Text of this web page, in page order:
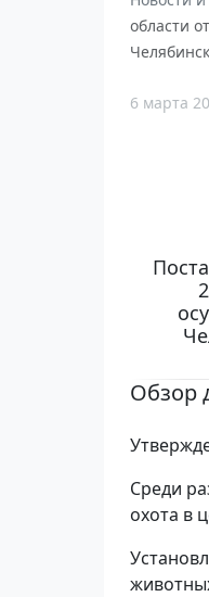
области
6 марта
Обзор
Среди
охота в